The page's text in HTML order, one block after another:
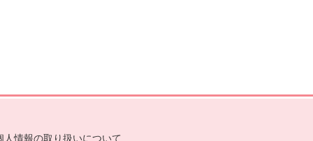
人情報の取り扱いについて